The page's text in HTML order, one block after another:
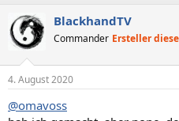
BlackhandTV
Commander Ersteller
4. August 2020
@omavoss